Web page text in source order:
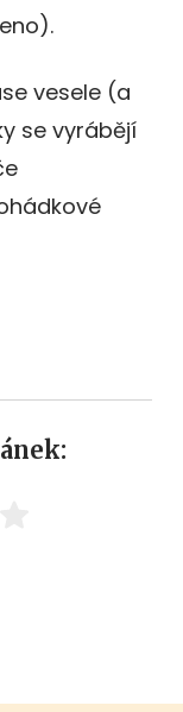
vesele (a
se vyrábějí